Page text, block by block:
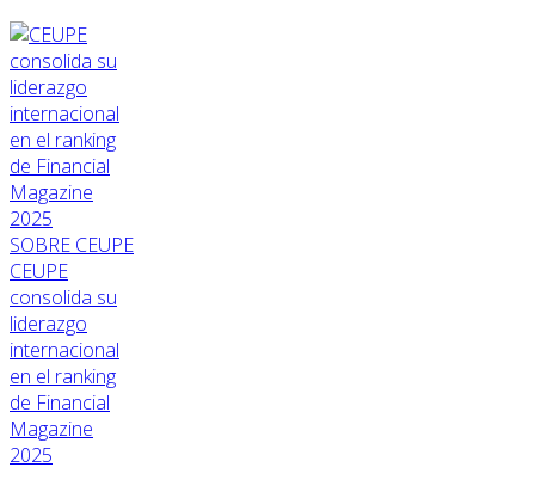
SOBRE CEUPE
CEUPE
consolida su
liderazgo
internacional
en el ranking
de Financial
Magazine
2025